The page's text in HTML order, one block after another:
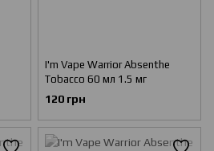
I'm Vape Warrior Absenthe
Tobacco 60 мл 1.5 мг
120 грн